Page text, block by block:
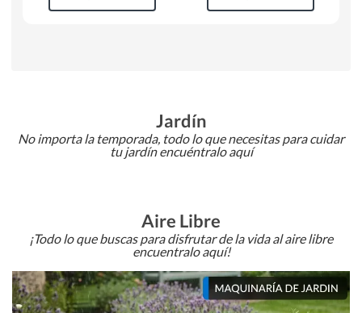
Jardín
No importa la temporada, todo lo que necesitas para cuidar
tu jardín encuéntralo aquí
Aire Libre
¡Todo lo que buscas para disfrutar de la vida al aire libre
encuentralo aquí!